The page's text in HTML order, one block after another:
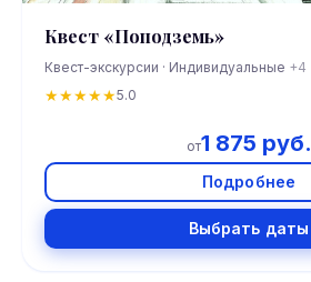
Квест «Поподземь»
Квест-экскурсии · Индивидуальные +4
★★★★★5.0
от1 875 руб.
Подробнее
Выбрать даты